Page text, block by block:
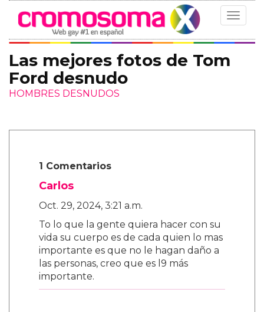
Toggle
Las mejores fotos de Tom
Ford desnudo
HOMBRES DESNUDOS
1 Comentarios
Carlos
Oct. 29, 2024, 3:21 a.m.
To lo que la gente quiera hacer con su
vida su cuerpo es de cada quien lo mas
importante es que no le hagan daño a
las personas, creo que es l9 más
importante.